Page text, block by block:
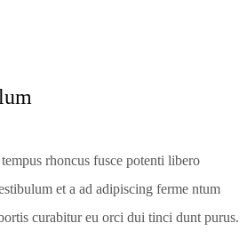
rhoncus fusce potenti libero
et a ad adipiscing ferme ntum
curabitur eu orci dui tinci dunt purus.